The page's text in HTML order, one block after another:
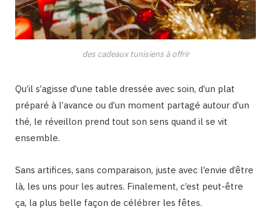
des cadeaux tunisiens à offrir
Qu’il s’agisse d’une table dressée avec soin, d’un plat
préparé à l’avance ou d’un moment partagé autour d’un
thé, le réveillon prend tout son sens quand il se vit
ensemble.
Sans artifices, sans comparaison, juste avec l’envie d’être
là, les uns pour les autres. Finalement, c’est peut-être
ça, la plus belle façon de célébrer les fêtes.